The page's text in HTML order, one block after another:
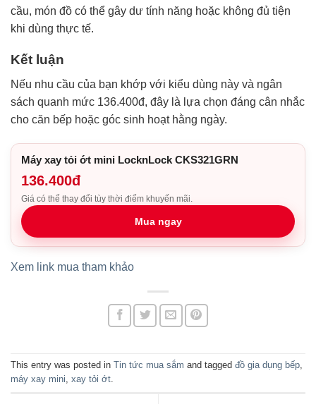
cầu, món đồ có thể gây dư tính năng hoặc không đủ tiện
khi dùng thực tế.
Kết luận
Nếu nhu cầu của bạn khớp với kiểu dùng này và ngân
sách quanh mức 136.400đ, đây là lựa chọn đáng cân nhắc
cho căn bếp hoặc góc sinh hoạt hằng ngày.
Máy xay tỏi ớt mini LocknLock CKS321GRN
136.400đ
Giá có thể thay đổi tùy thời điểm khuyến mãi.
Mua ngay
Xem link mua tham khảo
This entry was posted in Tin tức mua sắm and tagged đồ gia dụng bếp,
máy xay mini, xay tỏi ớt.